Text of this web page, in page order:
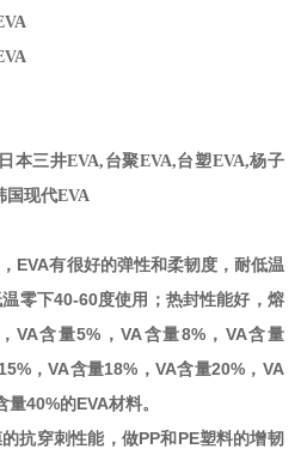
日本三井EVA,台聚EVA,台塑EVA,杨子
国现代EVA
EVA有很好的弹性和柔韧度，耐低温
零下40-60度使用；热封性能好，熔
，VA含量5% ，VA含量8%， VA含量
15%，VA含量18% ，VA含量20% ， VA
量40%的EVA材料。
抗穿刺性能，做PP和PE塑料的增韧